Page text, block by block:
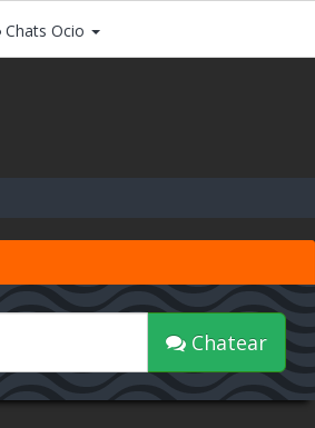
Chats Ocio
Chatear